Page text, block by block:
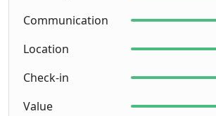
Communication
Location
Check-in
Value